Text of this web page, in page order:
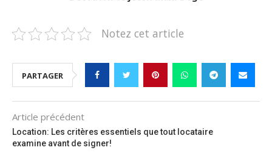
Notez cet article
PARTAGER
Article précédent
Location: Les critères essentiels que tout locataire
examine avant de signer!